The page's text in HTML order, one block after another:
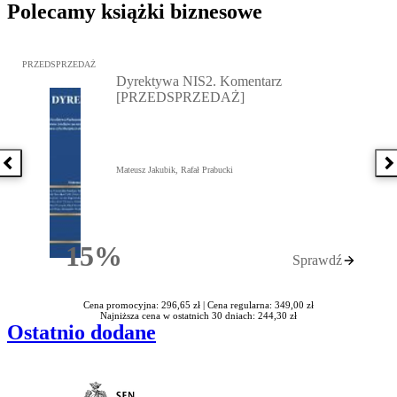
Polecamy książki biznesowe
Poprzednia książka
Przejdź do: Dyrektywa NIS2. Komentarz [PRZEDSPRZEDAŻ],
PRZEDSPRZEDAŻ
15%Rabatu
Dyrektywa NIS2. Komentarz
[PRZEDSPRZEDAŻ]
Mateusz Jakubik, Rafał Prabucki
Sprawdź
Cena promocyjna: 296,65 zł | Cena regularna: 349,00 zł
Najniższa cena w ostatnich 30 dniach: 244,30 zł
Ostatnio dodane